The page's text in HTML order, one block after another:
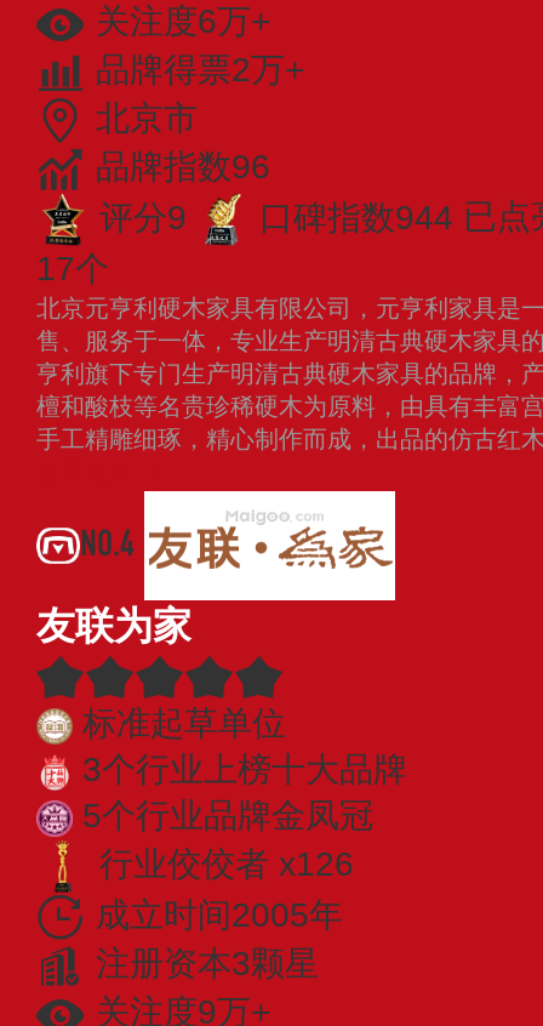
关注度6万+
品牌得票2万+
北京市
品牌指数96
评分9
口碑指数944 已点
17个
北京元亨利硬木家具有限公司，元亨利家具是
售、服务于一体，专业生产明清古典硬木家具
亨利旗下专门生产明清古典硬木家具的品牌，
檀和酸枝等名贵珍稀硬木为原料，由具有丰富
手工精雕细琢，精心制作而成，出品的仿古红
NO.4
友联为家
标准起草单位
3个行业上榜十大品牌
5个行业品牌金凤冠
行业佼佼者 x126
成立时间2005年
注册资本3颗星
关注度9万+